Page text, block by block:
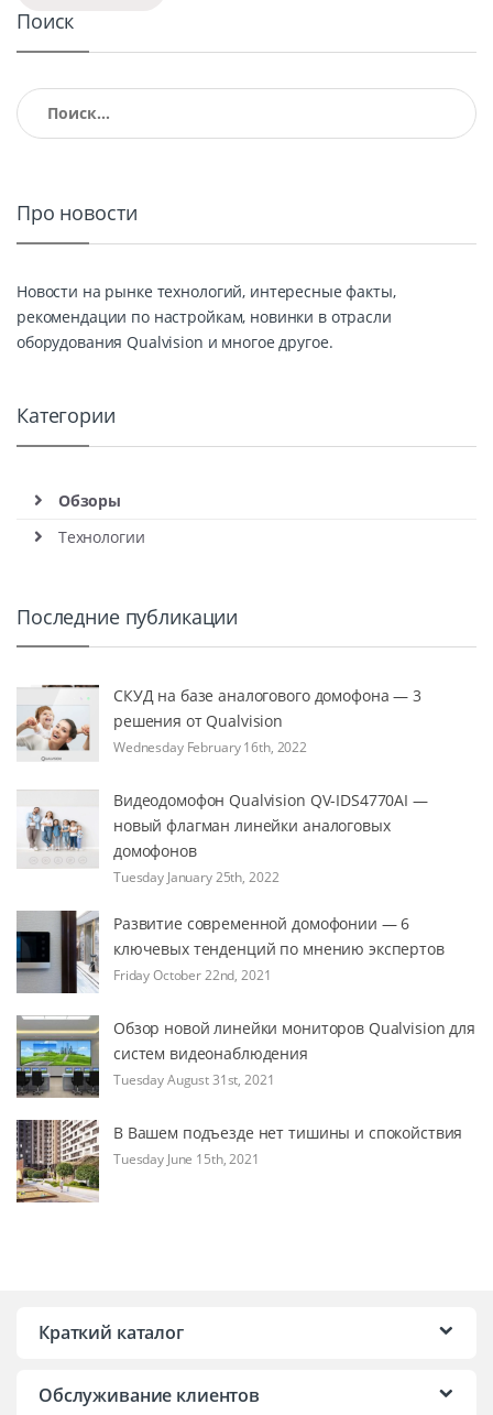
Поиск
Найти:
Про новости
Новости на рынке технологий, интересные факты,
рекомендации по настройкам, новинки в отрасли
оборудования Qualvision и многое другое.
Категории
Обзоры
Технологии
Последние публикации
СКУД на базе аналогового домофона — 3
решения от Qualvision
Wednesday February 16th, 2022
Видеодомофон Qualvision QV-IDS4770AI —
новый флагман линейки аналоговых
домофонов
Tuesday January 25th, 2022
Развитие современной домофонии — 6
ключевых тенденций по мнению экспертов
Friday October 22nd, 2021
Обзор новой линейки мониторов Qualvision для
систем видеонаблюдения
Tuesday August 31st, 2021
В Вашем подъезде нет тишины и спокойствия
Tuesday June 15th, 2021
Краткий каталог
Обслуживание клиентов